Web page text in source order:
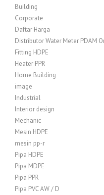
Building
Corporate
Daftar Harga
Distributor Water Meter PDAM
Fitting HDPE
Heater PPR
Home Building
image
Industrial
Interior design
Mechanic
Mesin HDPE
mesin pp-r
Pipa HDPE
Pipa MDPE
Pipa PPR
Pipa PVC AW / D